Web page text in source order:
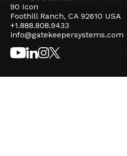
90 Icon
Foothill Ranch, CA 92610 USA
+1.888.808.9433
info@gatekeepersystems.com